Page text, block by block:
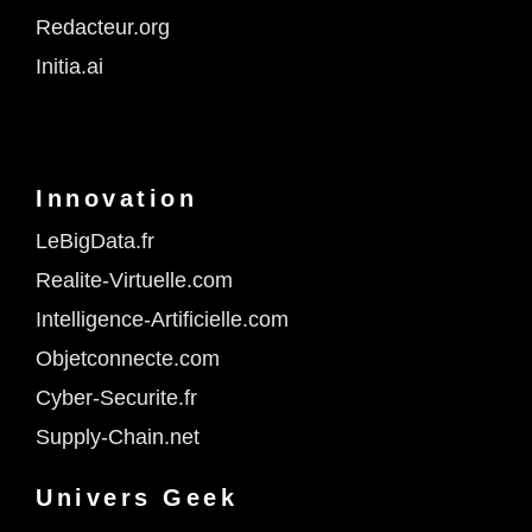
Redacteur.org
Initia.ai
Innovation
LeBigData.fr
Realite-Virtuelle.com
Intelligence-Artificielle.com
Objetconnecte.com
Cyber-Securite.fr
Supply-Chain.net
Univers Geek